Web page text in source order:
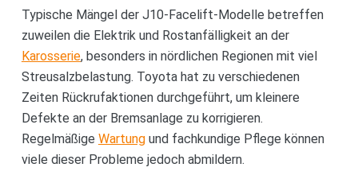
Typische Mängel der J10-Facelift-Modelle betreffen
zuweilen die Elektrik und Rostanfälligkeit an der
Karosserie, besonders in nördlichen Regionen mit viel
Streusalzbelastung. Toyota hat zu verschiedenen
Zeiten Rückrufaktionen durchgeführt, um kleinere
Defekte an der Bremsanlage zu korrigieren.
Regelmäßige Wartungund fachkundige Pflege können
viele dieser Probleme jedoch abmildern.